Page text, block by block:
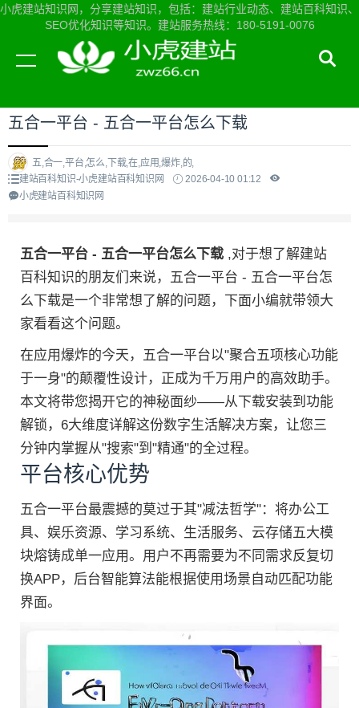
小虎建站知识网，分享建站知识，包括：建站行业动态、建站百科知识、
SEO优化知识等知识。建站服务热线：180-5191-0076
当前位置：小虎建站知识网首页>建站百科知识
五合一平台 - 五合一平台怎么下载
五,合一,平台,怎么,下载,在,应用,爆炸,的,
建站百科知识-小虎建站百科知识网
2026-04-10 01:12
小虎建站百科知识网
五合一平台 - 五合一平台怎么下载 ,对于想了解建站
百科知识的朋友们来说，五合一平台 - 五合一平台怎
么下载是一个非常想了解的问题，下面小编就带领大
家看看这个问题。
在应用爆炸的今天，五合一平台以"聚合五项核心功能
于一身"的颠覆性设计，正成为千万用户的高效助手。
本文将带您揭开它的神秘面纱——从下载安装到功能
解锁，6大维度详解这份数字生活解决方案，让您三
分钟内掌握从"搜索"到"精通"的全过程。
平台核心优势
五合一平台最震撼的莫过于其"减法哲学"：将办公工
具、娱乐资源、学习系统、生活服务、云存储五大模
块熔铸成单一应用。用户不再需要为不同需求反复切
换APP，后台智能算法能根据使用场景自动匹配功能
界面。